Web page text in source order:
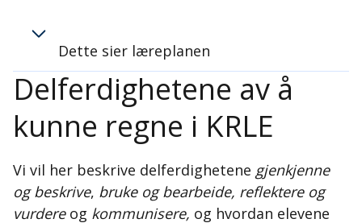
Dette sier læreplanen
Delferdighetene av å
kunne regne i KRLE
Vi vil her beskrive delferdighetene gjenkjenne
og beskrive, bruke og bearbeide, reflektere og
vurdereog kommunisere, og hvordan elevene